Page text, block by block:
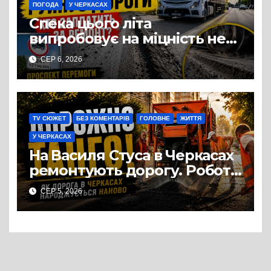
ПОГОДА У ЧЕРКАСАХ
Спека цього літа
випробовує на міцність не
лише людей, а й дороги
Черкас
СЕР 6, 2026
TV СЮЖЕТ БЕЗ КОМЕНТАРІВ ГОЛОВНЕ ЖИТТЯ
У ЧЕРКАСАХ
На Василя Стуса в Черкасах
ремонтують дорогу. Роботи
ведуться на ділянці від
провулка Івана Сірка до
вулиці Надпільної
СЕР 5, 2026